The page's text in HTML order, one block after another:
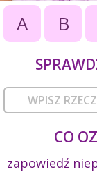
A B
CO
zapowiedź